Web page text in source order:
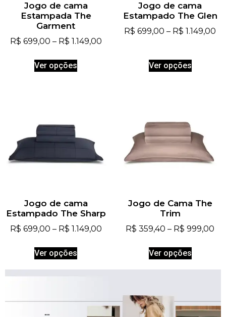
Jogo de cama
Estampada The
Garment
R$ 699,00 – R$ 1.149,00
Ver opções
Jogo de cama
Estampado The Glen
R$ 699,00 – R$ 1.149,00
Ver opções
Jogo de cama
Estampado The Sharp
R$ 699,00 – R$ 1.149,00
Ver opções
Jogo de Cama The
Trim
R$ 359,40 – R$ 999,00
Ver opções